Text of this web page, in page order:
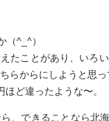
^_^）
たことがあり、いろ
らからにしようと思っ
ど違ったような〜。
、できることなら北